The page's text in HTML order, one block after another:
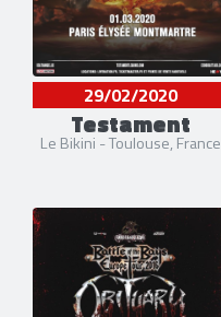
29/02/2020
Testament
Le Bikini - Toulouse, France